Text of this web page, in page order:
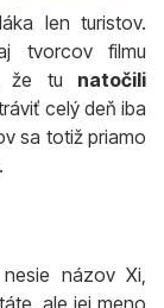
len turistov.
tvorcov filmu
že tu natočili
celý deň iba
sa totiž priamo
.
názov Xi,